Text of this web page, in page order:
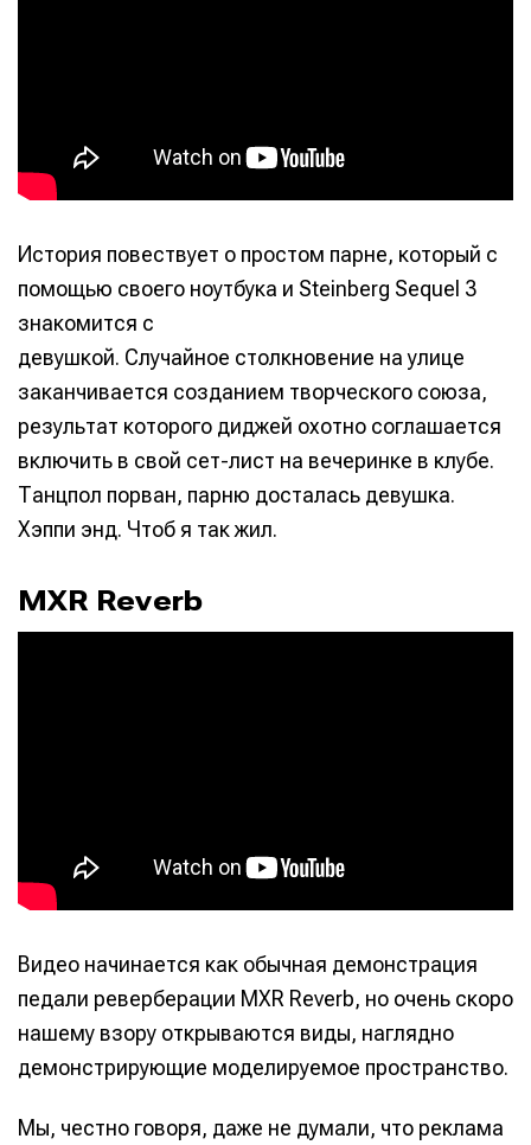
Продакшн
Инструменты
Оборудование
Продакшн
Инструменты
Оборудование
История повествует о простом парне, который с
помощью своего ноутбука и Steinberg Sequel 3
знакомится с
девушкой. Случайное столкновение на улице
заканчивается созданием творческого союза,
результат которого диджей охотно соглашается
включить в свой сет-лист на вечеринке в клубе.
Танцпол порван, парню досталась девушка.
Хэппи энд. Чтоб я так жил.
MXR Reverb
Видео начинается как обычная демонстрация
педали реверберации MXR Reverb, но очень скоро
нашему взору открываются виды, наглядно
демонстрирующие моделируемое пространство.
Мы, честно говоря, даже не думали, что реклама